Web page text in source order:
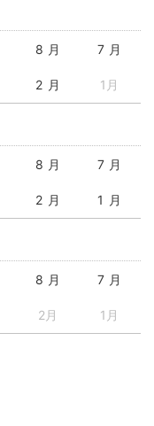
8 月 7 月
2 月 1月
8 月 7 月
2 月 1 月
8 月 7 月
2月 1月